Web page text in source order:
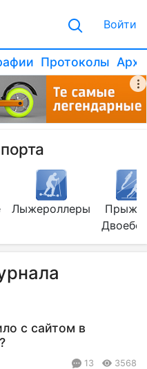
Войти
Протоколы
Лыжероллеры
с сайтом в
13 3568